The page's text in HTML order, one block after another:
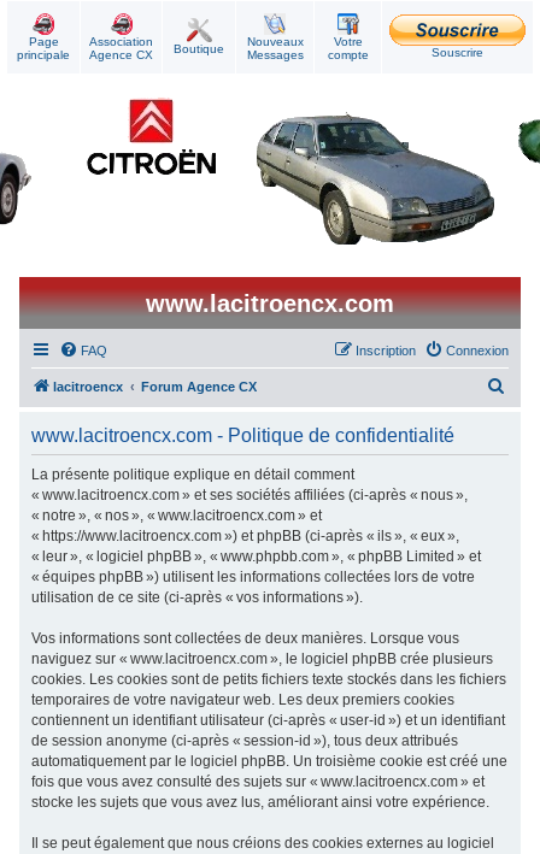
Page
principale
Association
Agence CX
Boutique
Nouveaux
Messages
Votre
compte
Souscrire
www.lacitroencx.com
FAQ Connexion
Inscription
lacitroencx Forum Agence CX
www.lacitroencx.com - Politique de confidentialité
La présente politique explique en détail comment
« www.lacitroencx.com » et ses sociétés affiliées (ci-après « nous »,
« notre », « nos », « www.lacitroencx.com » et
« https://www.lacitroencx.com ») et phpBB (ci-après « ils », « eux »,
« leur », « logiciel phpBB », « www.phpbb.com », « phpBB Limited » et
« équipes phpBB ») utilisent les informations collectées lors de votre
utilisation de ce site (ci-après « vos informations »).
Vos informations sont collectées de deux manières. Lorsque vous
naviguez sur « www.lacitroencx.com », le logiciel phpBB crée plusieurs
cookies. Les cookies sont de petits fichiers texte stockés dans les fichiers
temporaires de votre navigateur web. Les deux premiers cookies
contiennent un identifiant utilisateur (ci-après « user-id ») et un identifiant
de session anonyme (ci-après « session-id »), tous deux attribués
automatiquement par le logiciel phpBB. Un troisième cookie est créé une
fois que vous avez consulté des sujets sur « www.lacitroencx.com » et
stocke les sujets que vous avez lus, améliorant ainsi votre expérience.
Il se peut également que nous créions des cookies externes au logiciel